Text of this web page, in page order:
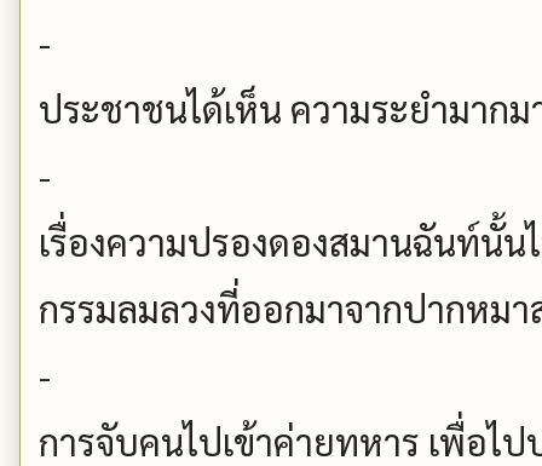
-
ประชาชนได้เห็น ความระยำมาก
-
เรื่องความปรองดองสมานฉันท์นั้น
กรรมลมลวงที่ออกมาจากปากหม
-
การจับคนไปเข้าค่ายทหาร เพื่อไ